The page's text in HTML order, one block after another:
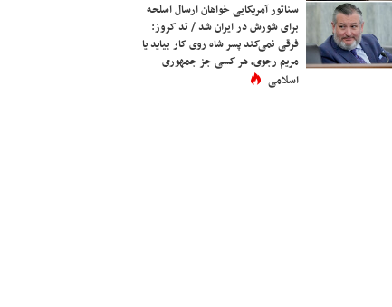
سناتور آمریکایی خواهان ارسال اسلحه
برای شورش در ایران شد / تد کروز:
فرقی نمی‌کند پسر شاه روی کار بیاید یا
مریم رجوی، هر کسی جز جمهوری
اسلامی